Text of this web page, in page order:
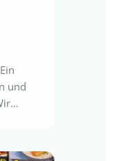
und
die